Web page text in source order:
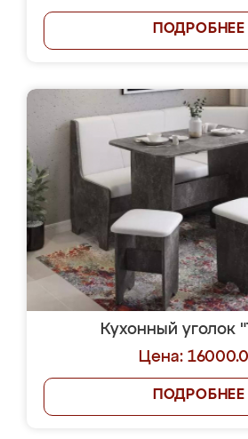
ПОДРОБНЕЕ
Кухонный уголок
Цена:
ПОДРОБНЕЕ